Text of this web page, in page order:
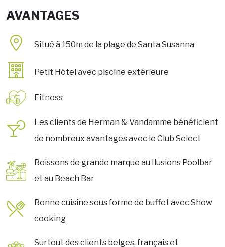
AVANTAGES
Situé à 150m de la plage de Santa Susanna
Petit Hôtel avec piscine extérieure
Fitness
Les clients de Herman & Vandamme bénéficient
de nombreux avantages avec le Club Select
Boissons de grande marque au Ilusions Poolbar
et au Beach Bar
Bonne cuisine sous forme de buffet avec Show
cooking
Surtout des clients belges, français et